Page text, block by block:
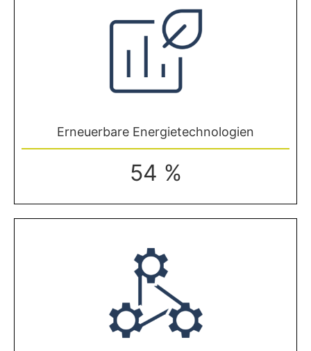
Erneuerbare Energietechnologien
54 %